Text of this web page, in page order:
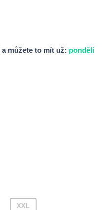
můžete to mít už: pondělí
XXL